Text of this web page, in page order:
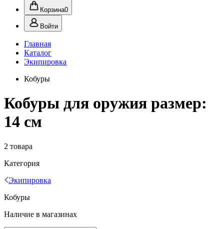
Корзина0
Войти
Главная
Каталог
Экипировка
Кобуры
Кобуры для оружия размер:
14 см
2 товара
Категория
Экипировка
Кобуры
Наличие в магазинах